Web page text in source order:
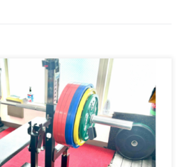
ングクサロン大石力塾「大石力塾
」 当ジムは、現役 […]